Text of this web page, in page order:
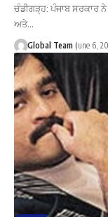
ਚੰਡੀਗੜ੍ਹ: ਪੰਜਾਬ ਸਰਕਾਰ
ਅਤੇ…
Global Team June 6,